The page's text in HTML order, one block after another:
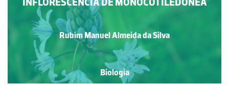
Rubim Manuel Almeida da Silva
Biologia